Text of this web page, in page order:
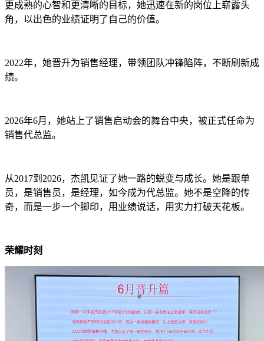
更成熟的心智和更清晰的目标，她迅速在新的岗位上崭露头
角，以出色的业绩证明了自己的价值。
2022年，她晋升为销售经理，带领团队冲锋陷阵，不断刷新成
绩。
2026年6月，她站上了销售启动会的舞台中央，被正式任命为
销售代总监。
从2017到2026，杰凯见证了她一路的蜕变与成长。她是跟单
员，是销售员，是经理，如今成为代总监。她不是空降的传
奇，而是一步一个脚印，用业绩说话，用实力打破天花板。
荣耀时刻